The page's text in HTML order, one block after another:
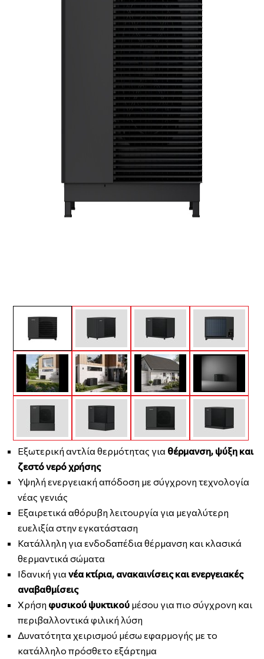
Εξωτερική αντλία θερμότητας για θέρμανση, ψύξη και
ζεστό νερό χρήσης
Υψηλή ενεργειακή απόδοση με σύγχρονη τεχνολογία
νέας γενιάς
Εξαιρετικά αθόρυβη λειτουργία για μεγαλύτερη
ευελιξία στην εγκατάσταση
Κατάλληλη για ενδοδαπέδια θέρμανση και κλασικά
θερμαντικά σώματα
Ιδανική για νέα κτίρια, ανακαινίσεις και ενεργειακές
αναβαθμίσεις
Χρήση φυσικού ψυκτικού μέσου για πιο σύγχρονη και
περιβαλλοντικά φιλική λύση
Δυνατότητα χειρισμού μέσω εφαρμογής με το
κατάλληλο πρόσθετο εξάρτημα